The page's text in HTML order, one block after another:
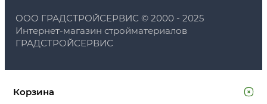
ООО ГРАДСТРОЙСЕРВИС © 2000 - 2025
Интернет-магазин стройматериалов
ГРАДСТРОЙСЕРВИС
Корзина